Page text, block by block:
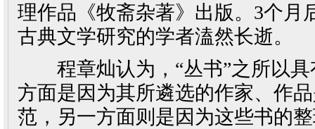
理作品《牧斋杂著》出版。3个月
古典文学研究的学者溘然长逝。
程章灿认为，“丛书”之所以具
方面是因为其所遴选的作家、作
范，另一方面则是因为这些书的